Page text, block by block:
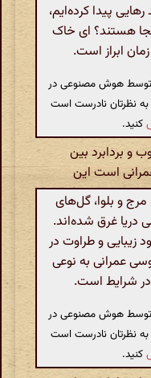
پیدا کرده‌ایم،
هستند؟ ای خاک
ابراز است.
توسط هوش مصنوعی در
به نظرتان نادرست است
کنید.
و بردابرد بین
است این
و بلوا، گل‌های
دریا غرق شده‌اند.
زیبایی و طراوت در
عمرانی به نوعی
در شرایط است.
توسط هوش مصنوعی در
به نظرتان نادرست است
کنید.